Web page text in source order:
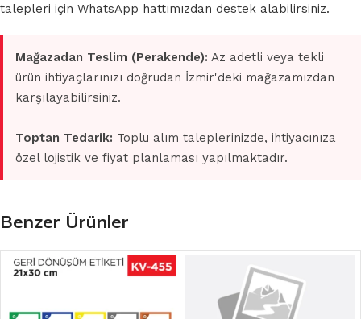
talepleri için WhatsApp hattımızdan destek alabilirsiniz.
Mağazadan Teslim (Perakende): Az adetli veya tekli
ürün ihtiyaçlarınızı doğrudan İzmir'deki mağazamızdan
karşılayabilirsiniz.
Toptan Tedarik: Toplu alım taleplerinizde, ihtiyacınıza
özel lojistik ve fiyat planlaması yapılmaktadır.
Benzer Ürünler